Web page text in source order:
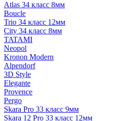
Atlas 34 класс 8мм
Boucle
Trio 34 класс 12мм
City 34 класс 8мм
TATAMI
Neopol
Kronon Modern
Alpendorf
3D Style
Elegante
Provence
Pergo
Skara Pro 33 класс 9мм
Skara 12 Pro 33 класс 12мм